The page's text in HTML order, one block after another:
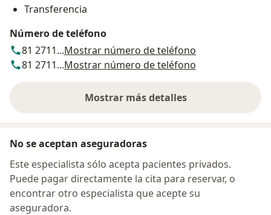
Transferencia
Número de teléfono
81 2711...Mostrar número de teléfono
81 2711...Mostrar número de teléfono
Mostrar más detalles
sobre la dirección
No se aceptan aseguradoras
Este especialista sólo acepta pacientes privados.
Puede pagar directamente la cita para reservar, o
encontrar otro especialista que acepte su
aseguradora.